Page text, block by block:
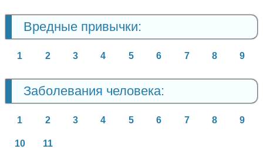
Вредные привычки:
1 2 3 4 5 6 7 8 9
Заболевания человека:
1 2 3 4 5 6 7 8 9
10 11